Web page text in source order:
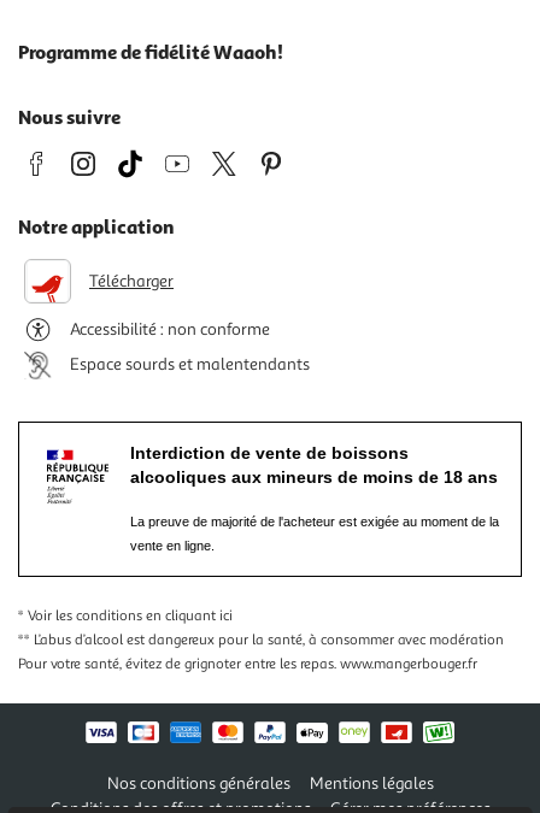
Programme de fidélité Waaoh!
Nous suivre
Notre application
Télécharger
Accessibilité : non conforme
Espace sourds et malentendants
Interdiction de vente de boissons
alcooliques aux mineurs de moins de 18 ans
La preuve de majorité de l'acheteur est exigée au moment de la
vente en ligne.
* Voir les conditions en cliquant ici
** L’abus d’alcool est dangereux pour la santé, à consommer avec modération
Pour votre santé, évitez de grignoter entre les repas. www.mangerbouger.fr
Nos conditions générales
Mentions légales